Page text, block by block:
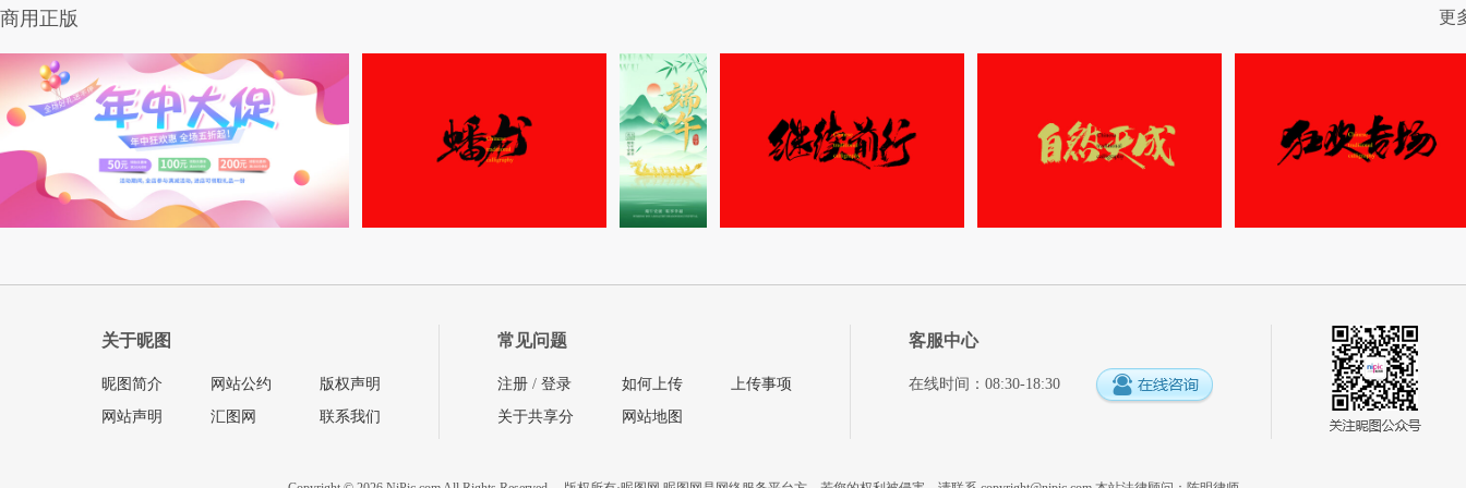
商用正版 更
关于昵图
昵图简介
网站声明
网站公约
汇图网
版权声明
联系我们
常见问题
注册 / 登录
关于共享分
如何上传
网站地图
上传事项
客服中心
在线时间：08:30-18:30